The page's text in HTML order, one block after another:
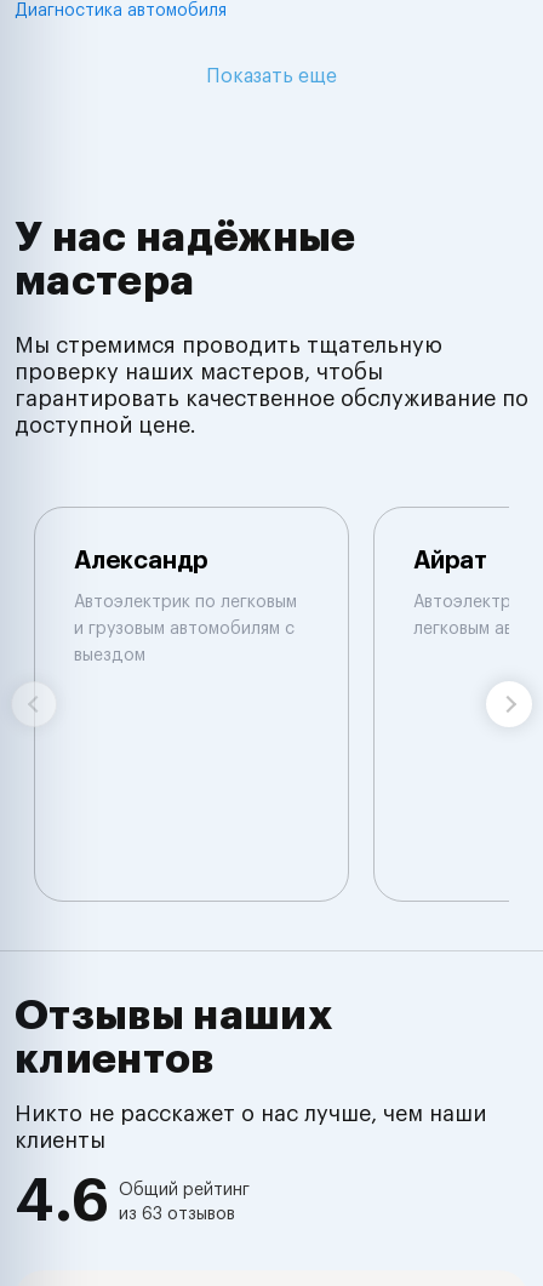
Диагностика автомобиля
Показать еще
У нас надёжные
мастера
Мы стремимся проводить тщательную
проверку наших мастеров, чтобы
гарантировать качественное обслуживание по
доступной цене.
Александр
Автоэлектрик по легковым
и грузовым автомобилям с
выездом
Айрат
Автоэлектрик
легковым
Отзывы наших
клиентов
Никто не расскажет о нас лучше, чем наши
клиенты
4.6
Общий рейтинг
из 63 отзывов